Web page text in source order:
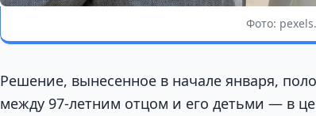
Фото:
Решение, вынесенное в начале января,
между 97-летним отцом и его детьми — в